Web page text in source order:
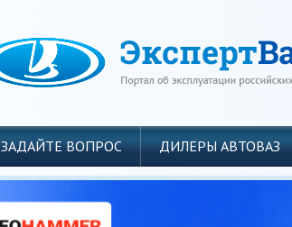
ЗАДАЙТЕ ВОПРОС ДИЛЕРЫ АВТОВАЗ